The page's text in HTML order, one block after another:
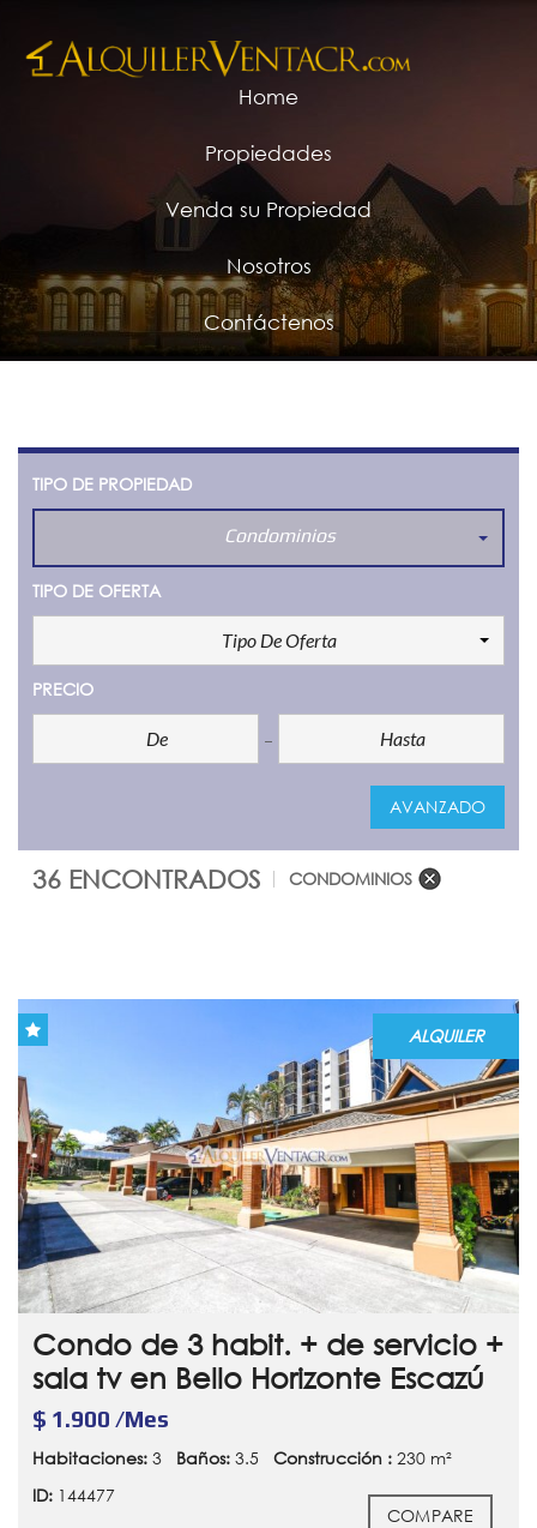
Home
Propiedades
Venda su Propiedad
Nosotros
Contáctenos
TIPO DE PROPIEDAD
Condominios
TIPO DE OFERTA
Tipo De Oferta
PRECIO
AVANZADO
36 ENCONTRADOS CONDOMINIOS
ALQUILER
Condo de 3 habit. + de servicio +
sala tv en Bello Horizonte Escazú
$ 1.900 /Mes
Habitaciones: 3 Baños: 3.5 Construcción : 230 m²
ID: 144477
COMPARE